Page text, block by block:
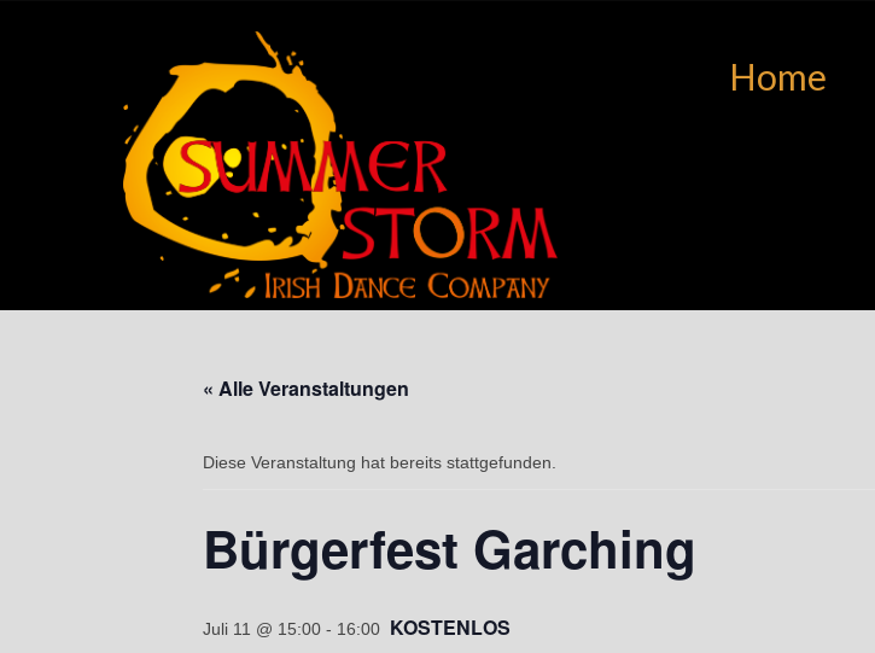
Home
« Alle Veranstaltungen
Diese Veranstaltung hat bereits stattgefunden.
Bürgerfest Garching
Juli 11 @ 15:00 - 16:00 KOSTENLOS